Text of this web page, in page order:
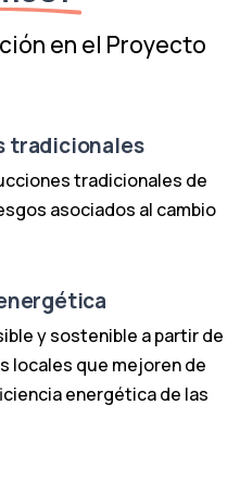
en el Proyecto
tradicionales
tradicionales de
asociados al cambio
y sostenible a partir de
locales que mejoren de
energética de las